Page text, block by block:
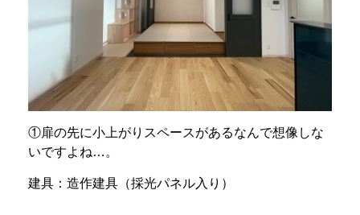
①扉の先に小上がりスペースがあるなんで想像しな
いですよね…。
建具：造作建具（採光パネル入り）